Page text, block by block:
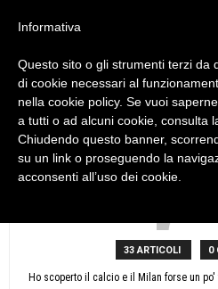
Home Autori Articoli di deadoc3
deadoc3
33 ARTICOLI 0
Ho scoperto il calcio e il Milan forse un
Informativa
Questo sito o gli strumenti terzi da
di cookie necessari al
nella cookie policy. Se vuoi
a tutti o ad alcuni cookie, consulta
Chiudendo questo banner,
su un link o proseguendo la
acconsenti all’uso dei cookie.